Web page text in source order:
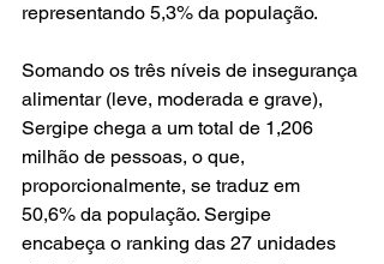
representando 5,3% da população.
Somando os três níveis de insegurança
alimentar (leve, moderada e grave),
Sergipe chega a um total de 1,206
milhão de pessoas, o que,
proporcionalmente, se traduz em
50,6% da população. Sergipe
encabeça o ranking das 27 unidades